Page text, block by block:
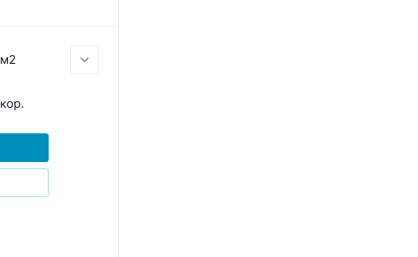
м2
кор.